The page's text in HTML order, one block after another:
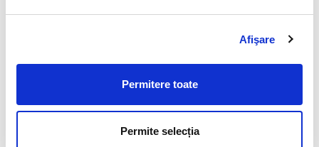
Afişare
Permitere toate
Permite selecția